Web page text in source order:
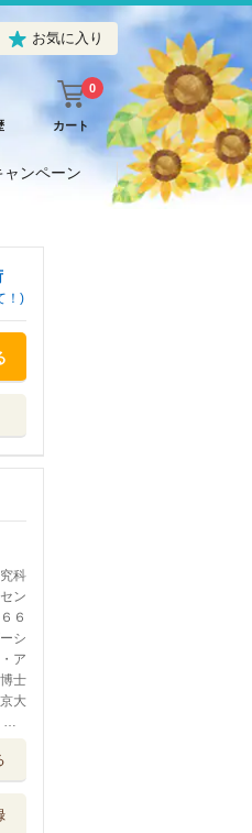
お気に入り
カート
0
ャンペーン
！)
科
ン
６
シ
ア
士
大
…